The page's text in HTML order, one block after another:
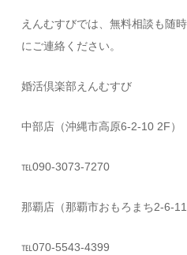
えんむすびでは、無料相談も随
にご連絡ください。
婚活倶楽部えんむすび
中部店（沖縄市高原6-2-10 2F）
℡090-3073-7270
那覇店（那覇市おもろまち2-6-11
℡070-5543-4399